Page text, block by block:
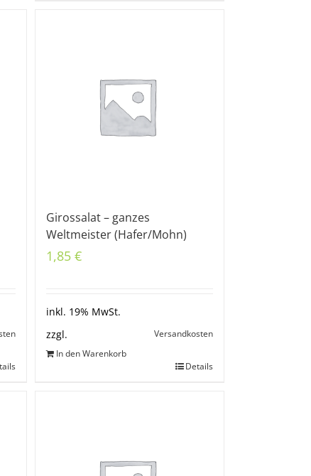
Girossalat – ganzes
Weltmeister (Hafer/Mohn)
1,85€
inkl. 19% MwSt.
zzgl.
Versandkosten
In den Warenkorb
Details